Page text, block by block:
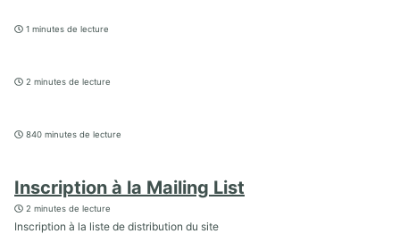
1 minutes de lecture
2 minutes de lecture
840 minutes de lecture
Inscription à la Mailing List
2 minutes de lecture
Inscription à la liste de distribution du site